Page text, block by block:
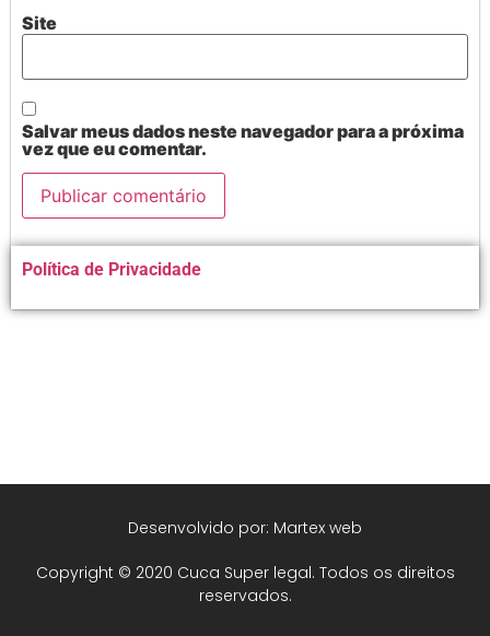
Site
Salvar meus dados neste navegador para a próxima
vez que eu comentar.
Alternative:
Política de Privacidade
Copyright © 2020 Cuca Super legal. Todos os direitos
reservados.
Desenvolvido por: Martex web